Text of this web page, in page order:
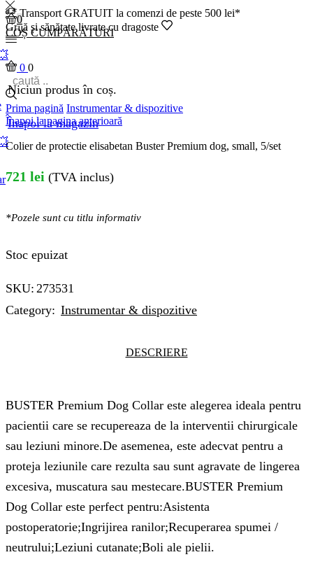
Transport GRATUIT la comenzi de peste 500 lei*
Grijă și sănătate livrate cu dragoste
0 0
0
COȘ CUMPĂRĂTURI
Niciun produs în coș.
Înapoi la magazin
Prima pagină Instrumentar & dispozitive
Înapoi la pagina anterioară
Colier de protectie elisabetan Buster Premium dog, small, 5/set
721 lei (TVA inclus)
*Pozele sunt cu titlu informativ
Stoc epuizat
SKU: 273531
Category: Instrumentar & dispozitive
DESCRIERE
BUSTER Premium Dog Collar este alegerea ideala pentru
pacientii care se recupereaza de la interventii chirurgicale
sau leziuni minore.De asemenea, este adecvat pentru a
proteja leziunile care rezulta sau sunt agravate de lingerea
excesiva, muscatura sau mestecare.BUSTER Premium
Dog Collar este perfect pentru:Asistenta
postoperatorie;Ingrijirea ranilor;Recuperarea spumei /
neutrului;Leziuni cutanate;Boli ale pielii.